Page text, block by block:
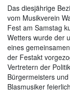
Das diesjährige
vom Musikverein
Fest am Samstag
Wetters wurde der
eines
der Festakt
Vertretern der
Bürgermeisters
Blasmusiker